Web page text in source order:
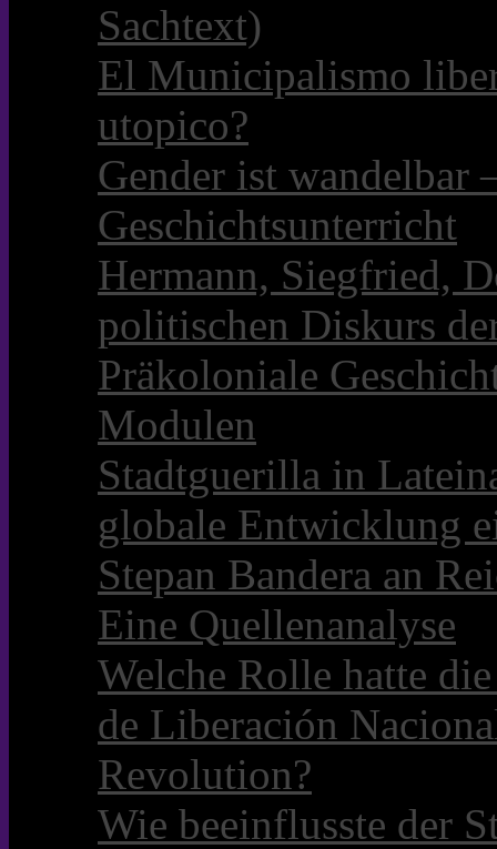
Sachtext)
El Municipalismo
utopico?
Gender ist
Geschichtsunterricht
Hermann, Siegfried,
politischen Diskurs
Präkoloniale
Modulen
Stadtguerilla in
globale Entwicklung
Stepan Bandera an
Eine Quellenanalyse
Welche Rolle hatte
de Liberación
Revolution?
Wie beeinflusste der